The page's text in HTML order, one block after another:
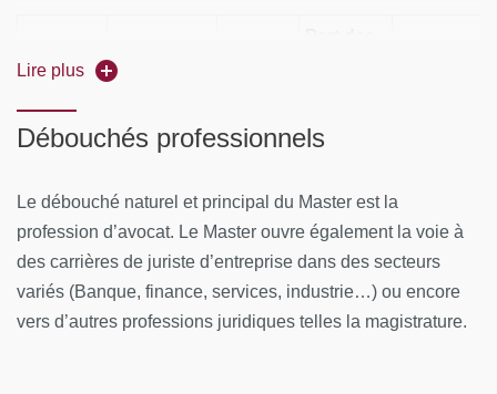
Effectif
diplômés
Effectif des
formation
16 8 50% 100%
Part des
Part
des
Part des
emplois en
Part des
emplois
Lire plus
Débouchés professionnels
Le débouché naturel et principal du Master est la
profession d’avocat. Le Master ouvre également la voie à
des carrières de juriste d’entreprise dans des secteurs
variés (Banque, finance, services, industrie…) ou encore
vers d’autres professions juridiques telles la magistrature.